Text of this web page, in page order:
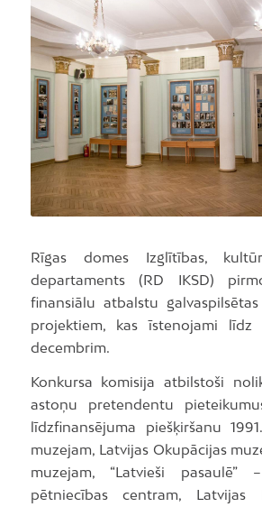
Rīgas domes Izglītības,
departaments (RD IKSD)
finansiālu atbalstu
projektiem, kas īstenojami līdz
decembrim.
Konkursa komisija atbilstoši
astoņu pretendentu
līdzfinansējuma piešķiršanu
muzejam, Latvijas Okupācijas
muzejam, “Latvieši
pētniecības centram, Latvijas